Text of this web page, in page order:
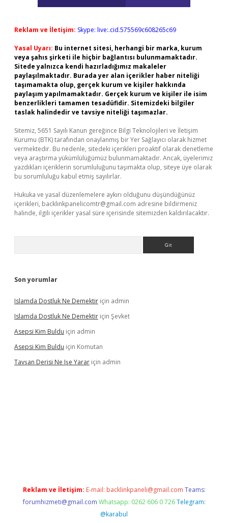
Reklam ve İletişim: Skype: live:.cid.575569c608265c69
Yasal Uyarı: Bu internet sitesi, herhangi bir marka, kurum
veya şahıs şirketi ile hiçbir bağlantısı bulunmamaktadır.
Sitede yalnızca kendi hazırladığımız makaleler
paylaşılmaktadır. Burada yer alan içerikler haber niteliği
taşımamakta olup, gerçek kurum ve kişiler hakkında
paylaşım yapılmamaktadır. Gerçek kurum ve kişiler ile isim
benzerlikleri tamamen tesadüfidir. Sitemizdeki bilgiler
taslak halindedir ve tavsiye niteliği taşımazlar.
Sitemiz, 5651 Sayılı Kanun gereğince Bilgi Teknolojileri ve İletişim
Kurumu (BTK) tarafından onaylanmış bir Yer Sağlayıcı olarak hizmet
vermektedir. Bu nedenle, sitedeki içerikleri proaktif olarak denetleme
veya araştırma yükümlülüğümüz bulunmamaktadır. Ancak, üyelerimiz
yazdıkları içeriklerin sorumluluğunu taşımakta olup, siteye üye olarak
bu sorumluluğu kabul etmiş sayılırlar.
Hukuka ve yasal düzenlemelere aykırı olduğunu düşündüğünüz
içerikleri, backlinkpanelicomtr@gmail.com adresine bildirmeniz
halinde, ilgili içerikler yasal süre içerisinde sitemizden kaldırılacaktır.
Son yorumlar
Islamda Dostluk Ne Demektir için admin
Islamda Dostluk Ne Demektir için Şevket
Asepsi Kim Buldu için admin
Asepsi Kim Buldu için Komutan
Tavşan Derisi Ne Işe Yarar için admin
Reklam ve İletişim: E-mail: backlinkpaneli@gmail.com Teams:
forumhizmeti@gmail.com Whatsapp: 0262 606 0 726 Telegram:
@karabul